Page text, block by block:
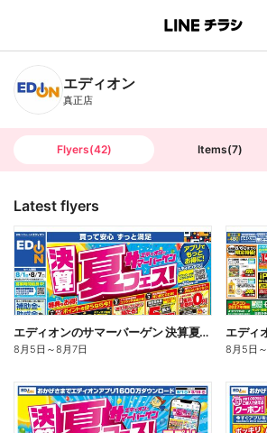
B
n
c
h
T
エディオン
真正店
Flyers(42) Items(7)
Latest flyers
エディオンのサマーバーゲン 決算夏フェス(オモテ)
8月5日 ～8月7日 8月5日 ～